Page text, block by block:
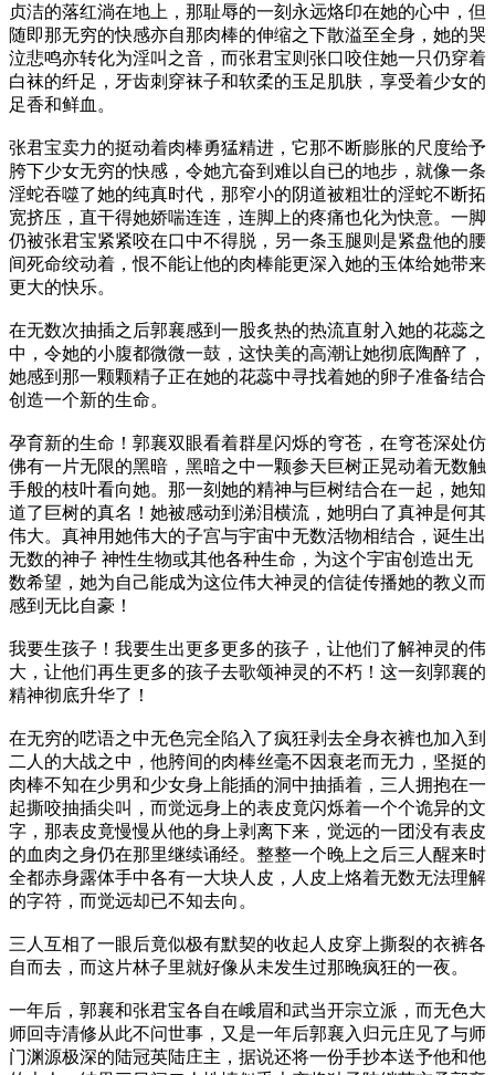
贞洁的落红淌在地上，那耻辱的一刻永远烙印在她的心中，但
随即那无穷的快感亦自那肉棒的伸缩之下散溢至全身，她的哭
泣悲鸣亦转化为淫叫之音，而张君宝则张口咬住她一只仍穿着
白袜的纤足，牙齿刺穿袜子和软柔的玉足肌肤，享受着少女的
足香和鲜血。
张君宝卖力的挺动着肉棒勇猛精进，它那不断膨胀的尺度给予
胯下少女无穷的快感，令她亢奋到难以自已的地步，就像一条
淫蛇吞噬了她的纯真时代，那窄小的阴道被粗壮的淫蛇不断拓
宽挤压，直干得她娇喘连连，连脚上的疼痛也化为快意。一脚
仍被张君宝紧紧咬在口中不得脱，另一条玉腿则是紧盘他的腰
间死命绞动着，恨不能让他的肉棒能更深入她的玉体给她带来
更大的快乐。
在无数次抽插之后郭襄感到一股炙热的热流直射入她的花蕊之
中，令她的小腹都微微一鼓，这快美的高潮让她彻底陶醉了，
她感到那一颗颗精子正在她的花蕊中寻找着她的卵子准备结合
创造一个新的生命。
孕育新的生命！郭襄双眼看着群星闪烁的穹苍，在穹苍深处仿
佛有一片无限的黑暗，黑暗之中一颗参天巨树正晃动着无数触
手般的枝叶看向她。那一刻她的精神与巨树结合在一起，她知
道了巨树的真名！她被感动到涕泪横流，她明白了真神是何其
伟大。真神用她伟大的子宫与宇宙中无数活物相结合，诞生出
无数的神子 神性生物或其他各种生命，为这个宇宙创造出无
数希望，她为自己能成为这位伟大神灵的信徒传播她的教义而
感到无比自豪！
我要生孩子！我要生出更多更多的孩子，让他们了解神灵的伟
大，让他们再生更多的孩子去歌颂神灵的不朽！这一刻郭襄的
精神彻底升华了！
在无穷的呓语之中无色完全陷入了疯狂剥去全身衣裤也加入到
二人的大战之中，他胯间的肉棒丝毫不因衰老而无力，坚挺的
肉棒不知在少男和少女身上能插的洞中抽插着，三人拥抱在一
起撕咬抽插尖叫，而觉远身上的表皮竟闪烁着一个个诡异的文
字，那表皮竟慢慢从他的身上剥离下来，觉远的一团没有表皮
的血肉之身仍在那里继续诵经。整整一个晚上之后三人醒来时
全都赤身露体手中各有一大块人皮，人皮上烙着无数无法理解
的字符，而觉远却已不知去向。
三人互相了一眼后竟似极有默契的收起人皮穿上撕裂的衣裤各
自而去，而这片林子里就好像从未发生过那晚疯狂的一夜。
一年后，郭襄和张君宝各自在峨眉和武当开宗立派，而无色大
师回寺清修从此不问世事，又是一年后郭襄入归元庄见了与师
门渊源极深的陆冠英陆庄主，据说还将一份手抄本送予他和他